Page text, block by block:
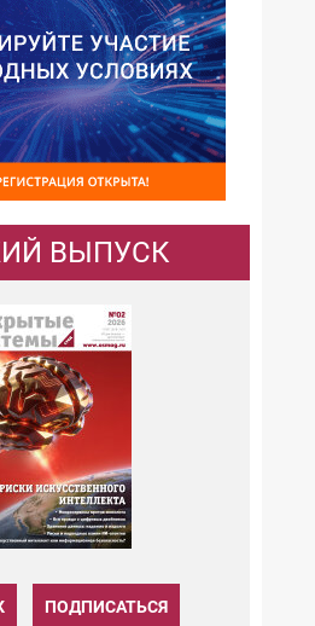
ВЫПУСК
ПОДПИСАТЬСЯ